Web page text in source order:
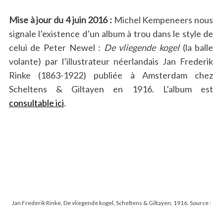
Mise à jour du 4 juin 2016 : Michel Kempeneers nous
signale l’existence d’un album à trou dans le style de
celui de Peter Newel : De vliegende kogel(la balle
volante) par l’illustrateur néerlandais Jan Frederik
Rinke (1863-1922) publiée à Amsterdam chez
Scheltens & Giltayen en 1916. L’album est
consultable ici.
Jan Frederik Rinke, De vliegende kogel, Scheltens & Giltayen, 1916. Source :